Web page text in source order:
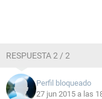
RESPUESTA 2 / 2
Perfil bloqueado
27 jun 2015 a las